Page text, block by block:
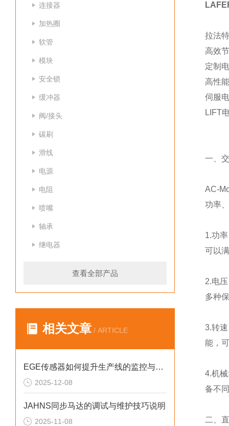
连接器
加热圈
软管
模块
安全锁
缓冲器
阀/接头
碳刷
滑线
电源
电阻
喷嘴
轴承
继电器
查看全部产品
相关文章 / ARTICLE
EGE传感器如何提升生产线的监控与管理效率？
2025-12-08
JAHNS同步马达的调试与维护技巧说明
2025-11-08
拉法
高效
定制
高性
伺服
LIFT
一、
AC-
功率
1.功
可以
2.电
多种
3.转
能，
4.机
备不
二、